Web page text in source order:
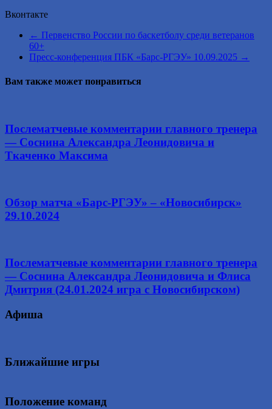
Вконтакте
← Первенство России по баскетболу среди ветеранов
60+
Пресс-конференция ПБК «Барс-РГЭУ» 10.09.2025 →
Вам также может понравиться
Послематчевые комментарии главного тренера
— Соснина Александра Леонидовича и
Ткаченко Максима
Обзор матча «Барс-РГЭУ» – «Новосибирск»
29.10.2024
Послематчевые комментарии главного тренера
— Соснина Александра Леонидовича и Флиса
Дмитрия (24.01.2024 игра с Новосибирском)
Афиша
Ближайшие игры
Положение команд